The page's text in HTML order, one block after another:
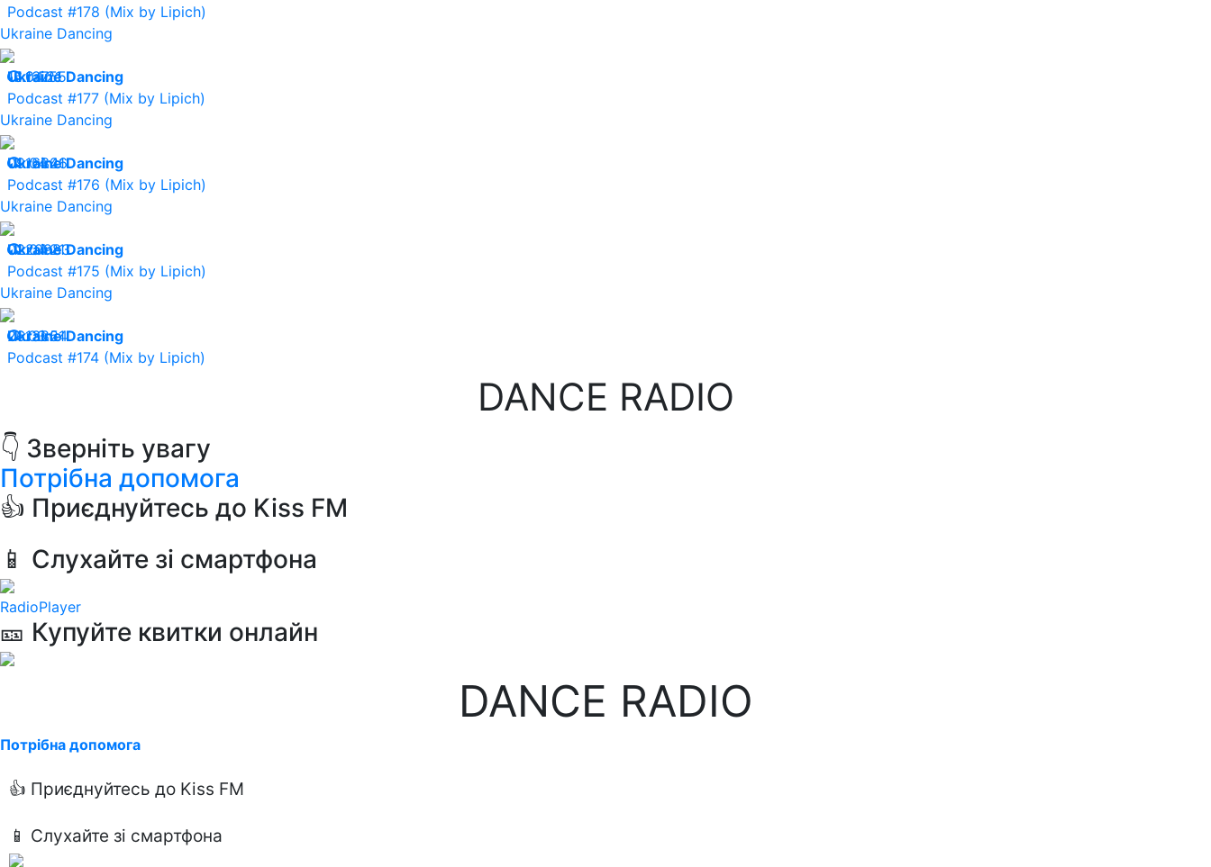
Podcast #178 (Mix by Lipich)
Ukraine Dancing
16.04.21
13755
Ukraine Dancing
Podcast #177 (Mix by Lipich)
Ukraine Dancing
09.04.21
16346
Ukraine Dancing
Podcast #176 (Mix by Lipich)
Ukraine Dancing
02.04.21
20983
Ukraine Dancing
Podcast #175 (Mix by Lipich)
Ukraine Dancing
26.03.21
13854
Ukraine Dancing
Podcast #174 (Mix by Lipich)
DANCE RADIO
👇 Зверніть увагу
Потрібна допомога
👍 Приєднуйтесь до Kiss FM
📱 Слухайте зі смартфона
RadioPlayer
🎫 Купуйте квитки онлайн
DANCE RADIO
Потрібна допомога
👍 Приєднуйтесь до Kiss FM
📱 Слухайте зі смартфона